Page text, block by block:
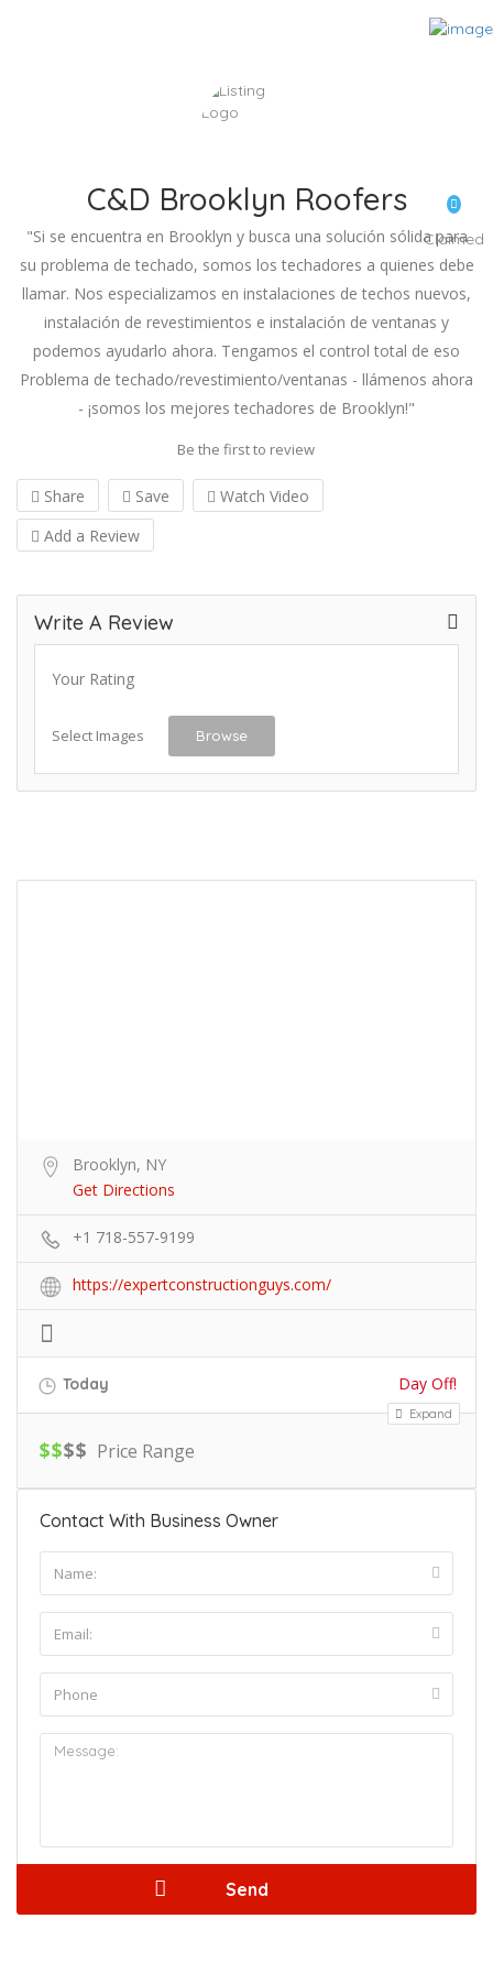
C&D Brooklyn Roofers
Claimed
"Si se encuentra en Brooklyn y busca una solución sólida para
su problema de techado, somos los techadores a quienes debe
llamar. Nos especializamos en instalaciones de techos nuevos,
instalación de revestimientos e instalación de ventanas y
podemos ayudarlo ahora. Tengamos el control total de eso
Problema de techado/revestimiento/ventanas - llámenos ahora
- ¡somos los mejores techadores de Brooklyn!"
Be the first to review
Share Save
Watch Video
Add a Review
Write A Review
Your Rating
Select Images Browse
Brooklyn, NY
Get Directions
+1 718-557-9199
https://expertconstructionguys.com/
Today Day Off!
Expand
$$$$ Price Range
Contact With Business Owner